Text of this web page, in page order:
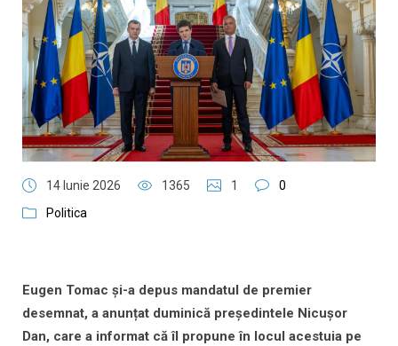
14 Iunie 2026 1365 1
0
Politica
Eugen Tomac și-a depus mandatul de premier
desemnat, a anunțat duminică președintele Nicușor
Dan, care a informat că îl propune în locul acestuia pe